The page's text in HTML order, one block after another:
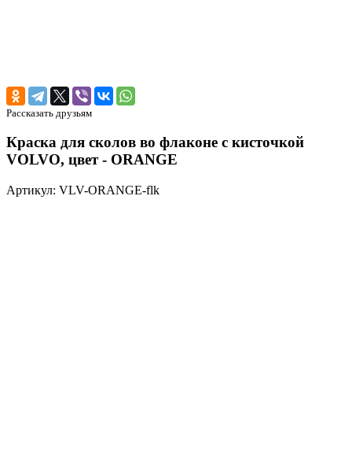
Рассказать друзьям
Краска для сколов во флаконе с кисточкой
VOLVO, цвет - ORANGE
Артикул: VLV-ORANGE-flk